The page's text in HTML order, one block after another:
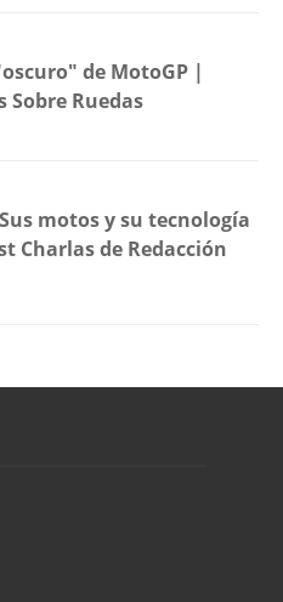
de MotoGP |
Sobre Ruedas
motos y su tecnología
Charlas de Redacción